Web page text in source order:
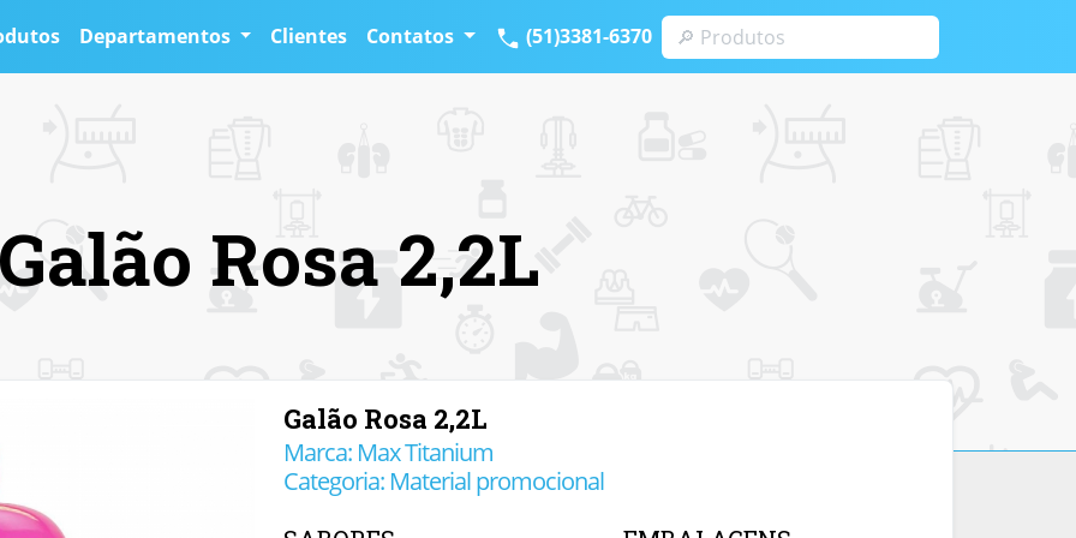
Departamentos Clientes Contatos (51)3381-6370
Galão Rosa 2,2L
Galão Rosa 2,2L
Marca: Max Titanium
Categoria: Material promocional